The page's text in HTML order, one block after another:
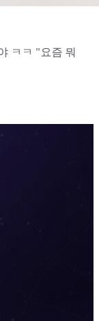
ㅋㅋ "요즘 뭐